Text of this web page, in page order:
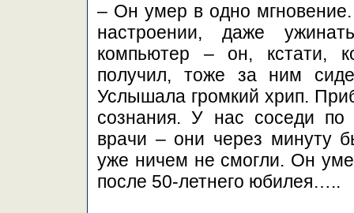
– Он умер в одно
настроении, даже
компьютер – он, кстати,
получил, тоже за ним
Услышала громкий хрип.
сознания. У нас соседи по
врачи – они через минуту
уже ничем не смогли. Он
после 50-летнего юбилея…..